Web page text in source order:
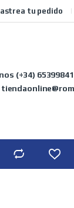
tu pedido
(+34)